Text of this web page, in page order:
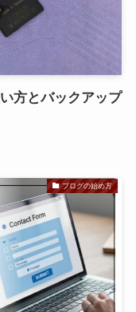
方とバックアップ
ブログの始め方